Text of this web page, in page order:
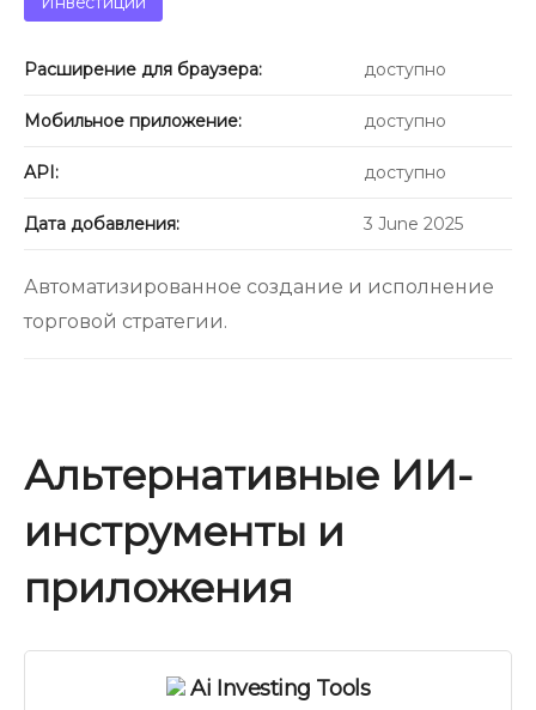
Расширение для браузера: доступно
Мобильное приложение: доступно
API: доступно
Дата добавления: 3 June 2025
Автоматизированное создание и исполнение
торговой стратегии.
Альтернативные ИИ-
инструменты и
приложения
Ai Investing Tools